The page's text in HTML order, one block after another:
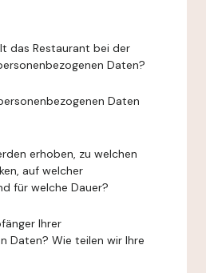
das Restaurant bei der
Daten?
Daten
erhoben, zu welchen
auf welcher
für welche Dauer?
Ihrer
Daten? Wie teilen wir Ihre